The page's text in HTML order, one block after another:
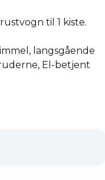
til 1 kiste.
langsgående
El-betjent